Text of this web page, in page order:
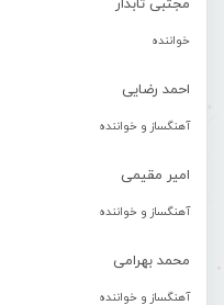
مجتبی تابدار
خواننده
احمد رضایی
آهنگساز و خواننده
امیر مقیمی
آهنگساز و خواننده
محمد بهرامی
آهنگساز و خواننده